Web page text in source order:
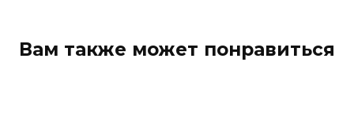
Вам также может понравиться